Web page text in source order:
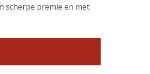
scherpe premie en met